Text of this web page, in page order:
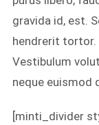
gravida id, est.
hendrerit tortor.
Vestibulum
neque euismod
[minti_divider